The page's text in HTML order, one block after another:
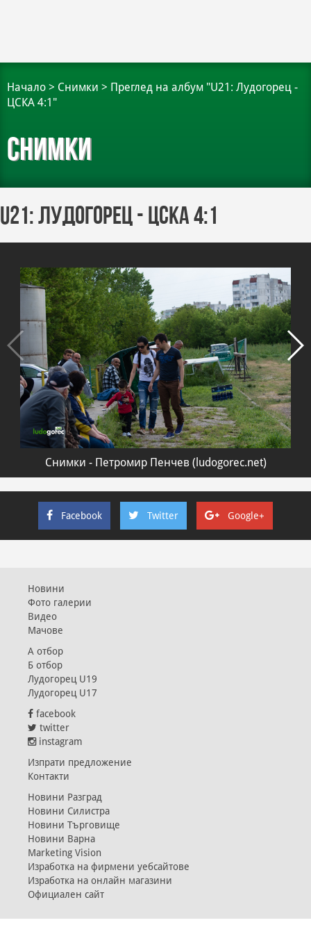
Начало > Снимки > Преглед на албум "U21: Лудогорец -
ЦСКА 4:1"
Снимки
U21: Лудогорец - ЦСКА 4:1
Снимки - Петромир Пенчев (ludogorec.net)
Facebook Twitter Google+
Новини
Фото галерии
Видео
Мачове
А отбор
Б отбор
Лудогорец U19
Лудогорец U17
facebook
twitter
instagram
Изпрати предложение
Контакти
Новини Разград
Новини Силистра
Новини Търговище
Новини Варна
Marketing Vision
Изработка на фирмени уебсайтове
Изработка на онлайн магазини
Официален сайт